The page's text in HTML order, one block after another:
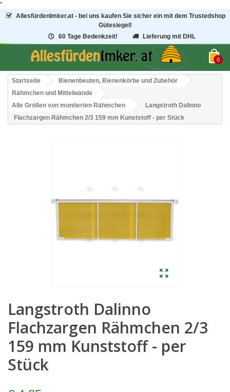
"
AllesfürdenImker.at - bei uns kaufen Sie sicher ein mit dem Trustedshop
Gütesiegel!
60 Tage Bedenkzeit!
Lieferung mit DHL
0
Startseite
Bienenbeuten, Bienenkörbe und Zubehör
Rähmchen und Mittelwände
Alle Größen von montierten Rähmchen
Langstroth Dalinno
Flachzargen Rähmchen 2/3 159 mm Kunststoff - per Stück
Langstroth Dalinno
Flachzargen Rähmchen 2/3
159 mm Kunststoff - per
Stück